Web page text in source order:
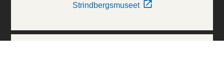
Strindbergsmuseet